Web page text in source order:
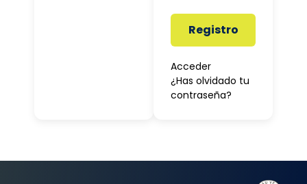
Registro
Acceder
¿Has olvidado tu
contraseña?